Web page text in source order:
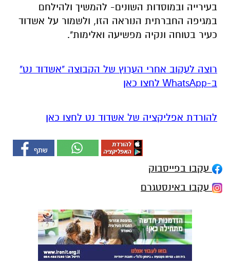
בעירייה ובמוסדות השונים- להמשיך ולהילחם
במגיפה החברתית הנוראה הזו, ולשמור על אשדוד
כעיר בטוחה ונקיה מפשיעה ואלימות".
רוצה לעקוב אחרי הערוץ של הקבוצה "אשדוד נט"
ב-WhatsApp לחצו כאן
להורדת אפליקציה של אשדוד נט לחצו כאן
עקבו בפייסבוק
עקבו באינסטגרם